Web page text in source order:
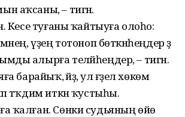
аҡсаны, – тигән.
Кесе туғаны ҡайтыуға олоһо:
үҙең тотоноп бөткәнһеңдер ҙә
алырға теләйһеңдер, – тигән.
барайыҡ, әйҙә, ул ғәҙел хөкөм
тәҡдим иткән ҡус­тыһы.
ҡалған. Сөнки судьяның өйө